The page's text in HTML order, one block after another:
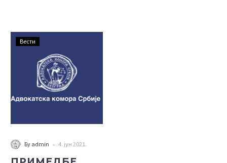
НА
НАЦРТ
ЗАКОНА
О
И
Вести
Бy admin - 4. јун 2021.